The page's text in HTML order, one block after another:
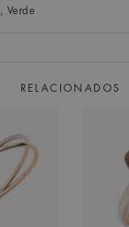
Verde
RELACIONADOS